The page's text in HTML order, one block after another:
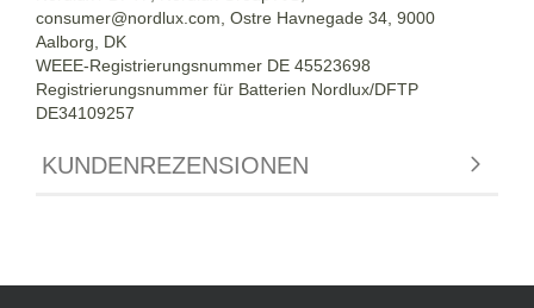
consumer@nordlux.com, Ostre Havnegade 34, 9000
Aalborg, DK
WEEE-Registrierungsnummer DE 45523698
Registrierungsnummer für Batterien Nordlux/DFTP
DE34109257
KUNDENREZENSIONEN